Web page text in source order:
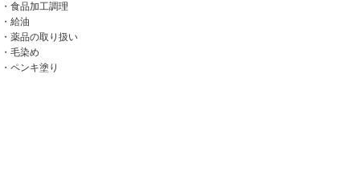
・食品加工調理
・給油
・薬品の取り扱い
・毛染め
・ペンキ塗り